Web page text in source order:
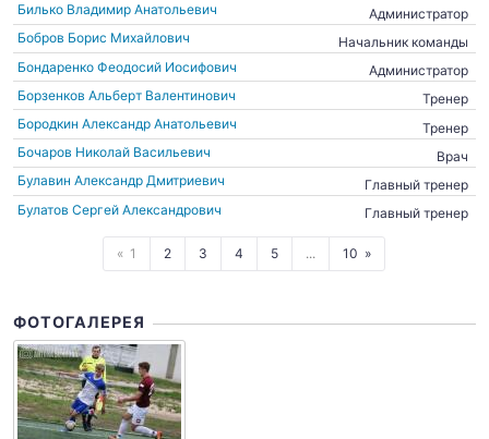
Билько Владимир Анатольевич
Администратор
Бобров Борис Михайлович
Начальник команды
Бондаренко Феодосий Иосифович
Администратор
Борзенков Альберт Валентинович
Тренер
Бородкин Александр Анатольевич
Тренер
Бочаров Николай Васильевич
Врач
Булавин Александр Дмитриевич
Главный тренер
Булатов Сергей Александрович
Главный тренер
1 2 3 4 5 ... 10
ФОТОГАЛЕРЕЯ